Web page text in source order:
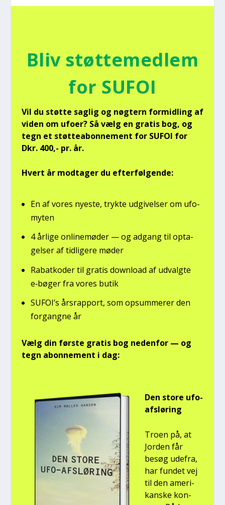
Bliv støt­te­med­lem
for SUFOI
Vil du støt­te sag­lig og nøg­tern for­mid­ling af
viden om ufo­er? Så vælg en gra­tis bog, og
tegn et støt­tea­bon­ne­ment for SUFOI for
Dkr. 400,- pr. år.
Hvert år mod­ta­ger du efter­føl­gen­de:
En af vores nye­ste, tryk­te udgi­vel­ser om ufo­
myten
4 årli­ge onli­ne­mø­der — og adgang til opta­
gel­ser af tid­li­ge­re møder
Rabat­ko­der til gra­tis down­lo­ad af udvalg­te
e‑bøger fra vores butik
SUFOI’s års­rap­port, som opsum­me­rer den
for­gang­ne år
Vælg din før­ste gra­tis bog neden­for — og
tegn abon­ne­ment i dag:
Den sto­re ufo-
afslø­ring
Tro­en på, at
Jor­den får
besøg ude­fra,
har fun­det vej
til den ame­ri­
kan­ske kon­